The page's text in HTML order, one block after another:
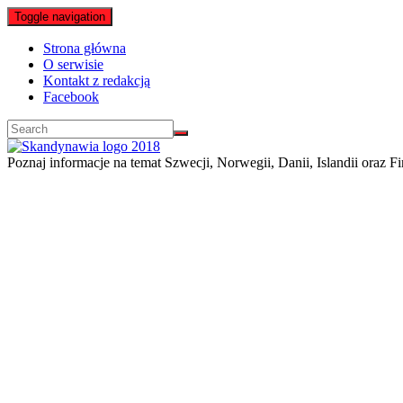
Toggle navigation
Strona główna
O serwisie
Kontakt z redakcją
Facebook
Poznaj informacje na temat Szwecji, Norwegii, Danii, Islandii oraz